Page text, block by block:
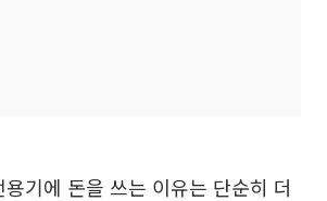
기에 돈을 쓰는 이유는 단순히 더